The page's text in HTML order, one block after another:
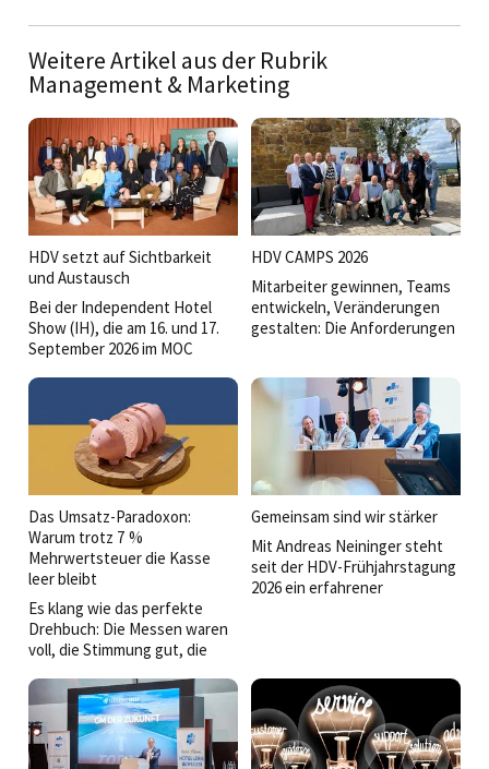
Weitere Artikel aus der Rubrik
Management & Marketing
HDV setzt auf Sichtbarkeit
und Austausch
Bei der Independent Hotel
Show (IH), die am 16. und 17.
September 2026 im MOC
stattfinden wird, ist die
Hoteldirektorenvereinigung
Deutschland (HDV) diesmal
voll dabei.
HDV CAMPS 2026
Mitarbeiter gewinnen, Teams
entwickeln, Veränderungen
gestalten: Die Anforderungen
2026 stand deshalb die Frage
im Mittelpunkt, was gute
Führung heute ausmacht.
Das Umsatz-Paradoxon:
Warum trotz 7 %
Mehrwertsteuer die Kasse
leer bleibt
Es klang wie das perfekte
Drehbuch: Die Messen waren
voll, die Stimmung gut, die
Januar profitieren wir
dauerhaft von den 7 Prozent
Umsatzsteuer auf Speisen.
Gemeinsam sind wir stärker
Mit Andreas Neininger steht
seit der HDV-Frühjahrstagung
2026 ein erfahrener
Vorsitzende und Director of
Operations der Event Hotels
über Verantwortung,
Herausforderungen, seine